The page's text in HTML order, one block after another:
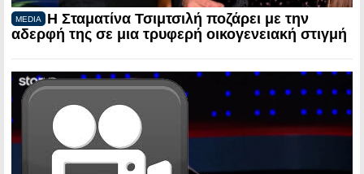
MEDIA
Η Σταματίνα Τσιμτσιλή ποζάρει με την
αδερφή της σε μια τρυφερή οικογενειακή στιγμή